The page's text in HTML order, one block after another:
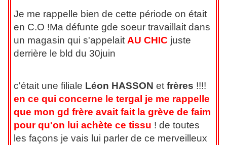
Je me rappelle bien de cette période on était
en C.O !Ma défunte gde soeur travaillait dans
un magasin qui s'appelait AU CHIC juste
derrière le bld du 30juin
c'était une filiale Léon HASSON etfrères !!!!
en ce qui concerne le tergal je me rappelle
que mon gd frère avait fait la grève de faim
pour qu'on lui achète ce tissu ! de toutes
les façons je vais lui parler de ce merveilleux